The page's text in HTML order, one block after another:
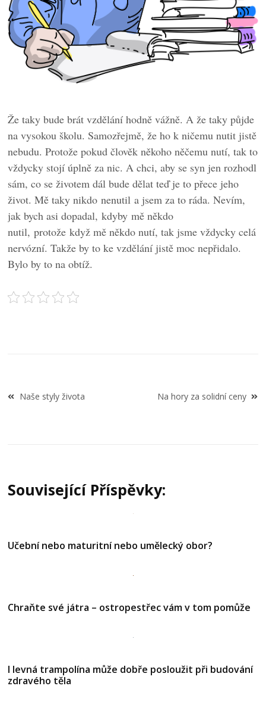
Že taky bude brát vzdělání hodně vážně. A že taky půjde
na vysokou školu. Samozřejmě, že ho k ničemu nutit jistě
nebudu. Protože pokud člověk někoho něčemu nutí, tak to
vždycky stojí úplně za nic. A chci, aby se syn jen rozhodl
sám, co se životem dál bude dělat teď je to přece jeho
život. Mě taky nikdo nenutil a jsem za to ráda. Nevím,
jak bych asi dopadal, kdyby mě někdo
nutil, protože když mě někdo nutí, tak jsme vždycky celá
nervózní. Takže by to ke vzdělání jistě moc nepřidalo.
Bylo by to na obtíž.
Navigace
Naše styly života Na hory za solidní ceny
Související Příspěvky:
Učební nebo maturitní nebo umělecký obor?
Chraňte své játra – ostropestřec vám v tom pomůže
I levná trampolína může dobře posloužit při budování
zdravého těla